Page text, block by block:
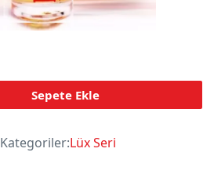
Sepete Ekle
Kategoriler:Lüx Seri